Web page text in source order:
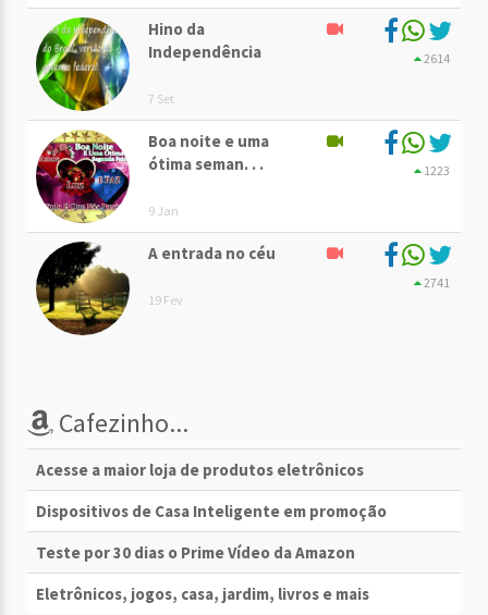
Hino da
Independência
7 Set
2614
Boa noite e uma
ótima seman. . .
9 Jan
1223
A entrada no céu
19 Fev
2741
Cafezinho...
Acesse a maior loja de produtos eletrônicos
Dispositivos de Casa Inteligente em promoção
Teste por 30 dias o Prime Vídeo da Amazon
Eletrônicos, jogos, casa, jardim, livros e mais